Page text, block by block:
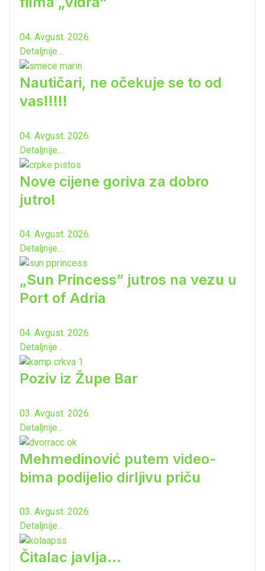
04. Avgust. 2026.
Detaljnije...
Nautičari, ne očekuje se to od
vas!!!!!
04. Avgust. 2026.
Detaljnije...
Nove cijene goriva za dobro
jutro!
04. Avgust. 2026.
Detaljnije...
„Sun Princess” jutros na vezu u
Port of Adria
04. Avgust. 2026.
Detaljnije...
Poziv iz Župe Bar
03. Avgust. 2026.
Detaljnije...
Mehmedinović putem video-
bima podijelio dirljivu priču
03. Avgust. 2026.
Detaljnije...
Čitalac javlja...